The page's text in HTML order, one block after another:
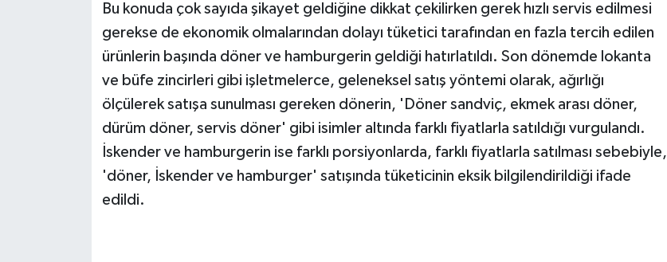
Bu konuda çok sayıda şikayet geldiğine dikkat çekilirken gerek hızlı servis edilmesi
gerekse de ekonomik olmalarından dolayı tüketici tarafından en fazla tercih edilen
ürünlerin başında döner ve hamburgerin geldiği hatırlatıldı. Son dönemde lokanta
ve büfe zincirleri gibi işletmelerce, geleneksel satış yöntemi olarak, ağırlığı
ölçülerek satışa sunulması gereken dönerin, 'Döner sandviç, ekmek arası döner,
dürüm döner, servis döner' gibi isimler altında farklı fiyatlarla satıldığı vurgulandı.
İskender ve hamburgerin ise farklı porsiyonlarda, farklı fiyatlarla satılması sebebiyle,
'döner, İskender ve hamburger' satışında tüketicinin eksik bilgilendirildiği ifade
edildi.